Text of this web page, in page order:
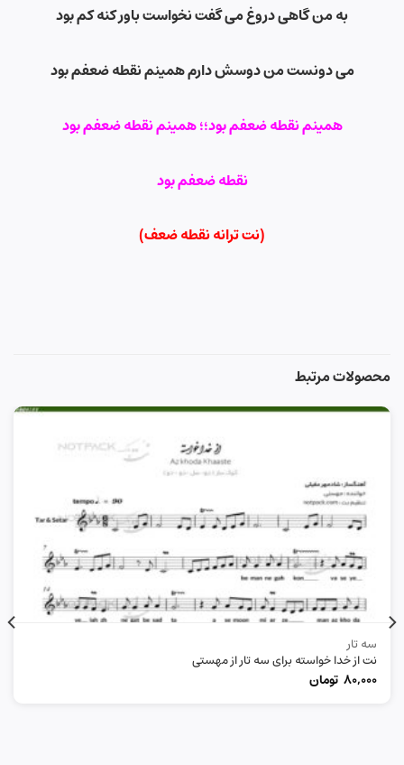
به من گاهی دروغ می گفت نخواست باور کنه کم بود
می دونست من دوسش دارم همینم نقطه ضعفم بود
همینم نقطه ضعفم بود؛؛ همینم نقطه ضعفم بود
نقطه ضعفم بود
(نت ترانه نقطه ضعف)
محصولات مرتبط
سه تار
نت از خدا خواسته برای سه تار از مهستی
80,000 تومان